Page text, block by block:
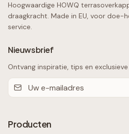
Hoogwaardige HOWQ
draagkracht. Made in EU, voor doe-
service.
Nieuwsbrief
Ontvang inspiratie, tips en
Producten